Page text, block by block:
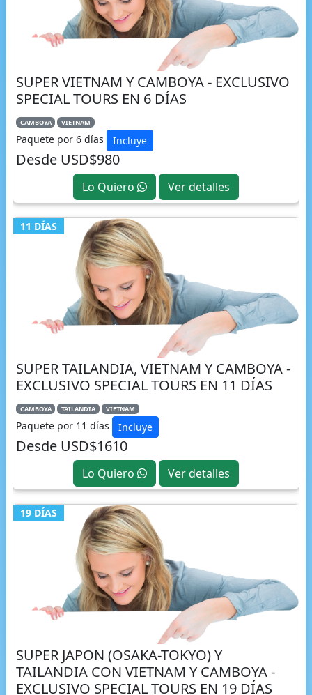
SUPER VIETNAM Y CAMBOYA - EXCLUSIVO
SPECIAL TOURS EN 6 DÍAS
CAMBOYA VIETNAM
Paquete por 6 días Incluye
Desde USD$980
Lo Quiero Ver detalles
11 DÍAS
SUPER TAILANDIA, VIETNAM Y CAMBOYA -
EXCLUSIVO SPECIAL TOURS EN 11 DÍAS
CAMBOYA TAILANDIA VIETNAM
Paquete por 11 días Incluye
Desde USD$1610
Lo Quiero Ver detalles
19 DÍAS
SUPER JAPON (OSAKA-TOKYO) Y
TAILANDIA CON VIETNAM Y CAMBOYA -
EXCLUSIVO SPECIAL TOURS EN 19 DÍAS